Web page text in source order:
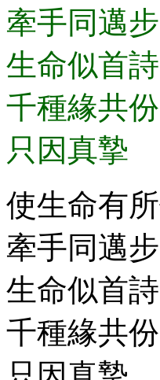
牽手同邁
生命似首
千種緣共
只因真摯
使生命有
牽手同邁
生命似首
千種緣共